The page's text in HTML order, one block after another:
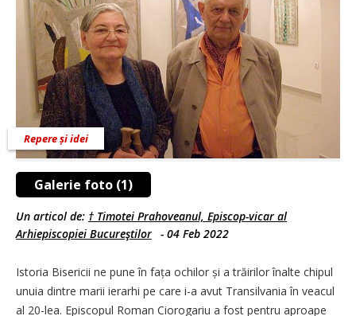
Galerie foto (1)
Repere și idei
Un articol de: † Timotei Prahoveanul, Episcop-vicar al
Arhiepiscopiei Bucureştilor - 04 Feb 2022
Istoria Bisericii ne pune în fa­ța ochilor și a trăirilor înal­te chipul
unuia dintre marii ierarhi pe care i-a avut Transilvania în veacul
al 20-lea. Episcopul Roman Ciorogariu a fost pentru aproape